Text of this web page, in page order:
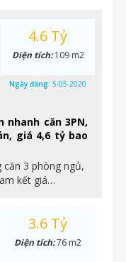
nhanh căn 3PN,
giá 4,6 tỷ bao
căn 3 phòng ngủ,
kết giá…
4.6 Tỷ
Diện tích:109 m2
Ngày đăng: 5-05-2020
3.6 Tỷ
Diện tích:76 m2